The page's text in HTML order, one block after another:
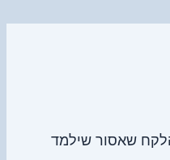
הלקח שאסור שילמד